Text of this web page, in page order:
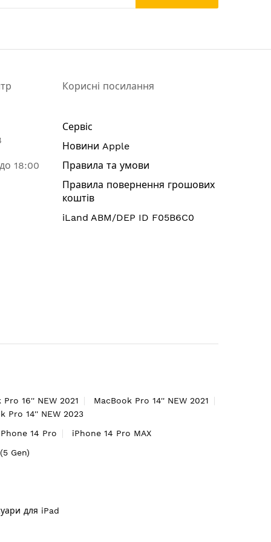
18:00
Корисні посилання
Сервіс
Новини Apple
Правила та умови
Правила повернення грошових
коштів
iLand ABM/DEP ID F05B6C0
Pro 16'' NEW 2021
MacBook Pro 14'' NEW 2021
Pro 14'' NEW 2023
14 Pro
iPhone 14 Pro MAX
Gen)
для iPad